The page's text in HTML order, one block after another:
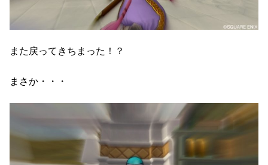
また戻ってきちまった！？
まさか・・・